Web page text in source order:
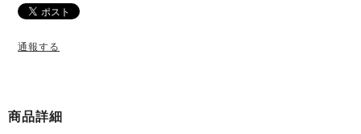
通報する
商品詳細